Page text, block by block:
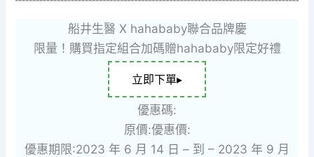
船井生醫 X hahababy聯合品牌慶
限量！購買指定組合加碼贈hahababy限定好禮
立即下單▸
優惠碼:
原價:優惠價:
優惠期限:2023 年 6 月 14 日 – 到 – 2023 年 9 月